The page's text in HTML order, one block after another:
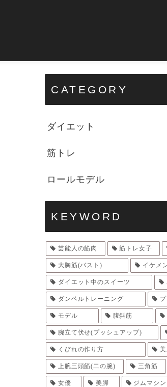
CATEGORY
ダイエット
筋トレ
ロールモデル
KEYWORD
芸能人の筋肉 筋トレ女子
大胸筋(バスト) イケメ
ダイエット中のスイーツ
ダンベルトレーニング
モデル 腹斜筋
腕立て伏せ(プッシュアップ)
くびれの作り方
上腕三頭筋(二の腕) 三角筋
女優 美脚 ジムマシン